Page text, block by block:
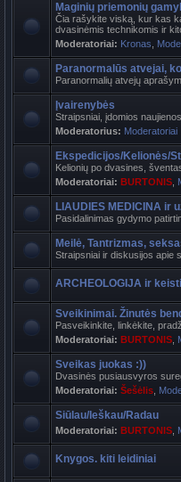
Maginių priemonių
Čia rašykite viską, kur kas
dvasinėmis technikomis ir
Moderatoriai: Kronas
Paranormalūs atvejai,
Paranormalių atvejų
Įvairenybės
Straipsniai, įdomios
Moderatorius: Moderatoriai
Ekspedicijos/Kelionės/
Kelionių po dvasines,
Moderatoriai: BURTONIS
LIAUDIES MEDICINA ir
Pasidalinimas gydymo
Meilė, Tantrizmas,
Straipsniai ir diskusijos apie
ARCHEOLOGIJA ir
Sveikinimai. Žinutės
Pasveikinkite, linkėkite,
Moderatoriai: BURTONIS
Sveikas juokas :))
Dvasinės pusiausvyros
Moderatoriai: Šešėlis
Siūlau/Ieškau/Radau
Moderatoriai: BURTONIS
Knygos. kiti leidiniai